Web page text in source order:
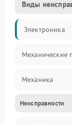
Виды
Электроника
Механические
Механика
Электропитание
Неисправности